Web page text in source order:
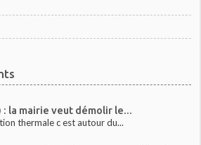
: la mairie veut démolir le...
thermale c est autour du...